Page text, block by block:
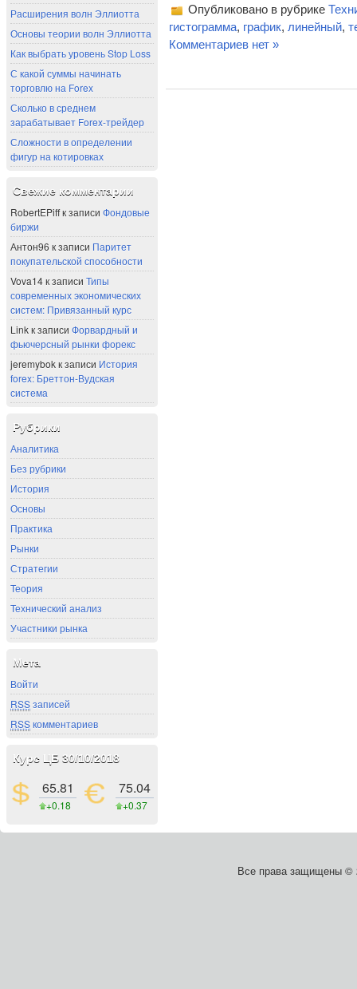
Расширения волн Эллиотта
Основы теории волн Эллиотта
Как выбрать уровень Stop Loss
С какой суммы начинать
торговлю на Forex
Сколько в среднем
зарабатывает Forex-трейдер
Сложности в определении
фигур на котировках
Свежие комментарии
RobertEPiffк записи Фондовые
биржи
Антон96 к записи Паритет
покупательской способности
Vova14к записи Типы
современных экономических
систем: Привязанный курс
Linkк записи Форвардный и
фьючерсный рынки форекс
jeremybokк записи История
forex: Бреттон-Вудская
система
Рубрики
Аналитика
Без рубрики
История
Основы
Практика
Рынки
Стратегии
Теория
Технический анализ
Участники рынка
Мета
Войти
RSSзаписей
RSSкомментариев
Курс ЦБ 30/10/2018
65.81
+0.18
75.04
+0.37
Опубликовано в рубрике
гистограмма, график, линейный,
Комментариев нет »
Все права защищены ©